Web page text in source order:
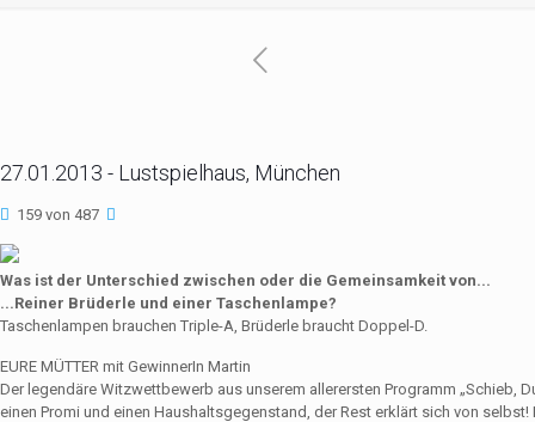
27.01.2013 - Lustspielhaus, München
159 von 487
Was ist der Unterschied zwischen oder die Gemeinsamkeit von...
...Reiner Brüderle und einer Taschenlampe?
Taschenlampen brauchen Triple-A, Brüderle braucht Doppel-D.
EURE MÜTTER mit GewinnerIn Martin
Der legendäre Witzwettbewerb aus unserem allerersten Programm „Schieb,
einen Promi und einen Haushaltsgegenstand, der Rest erklärt sich von